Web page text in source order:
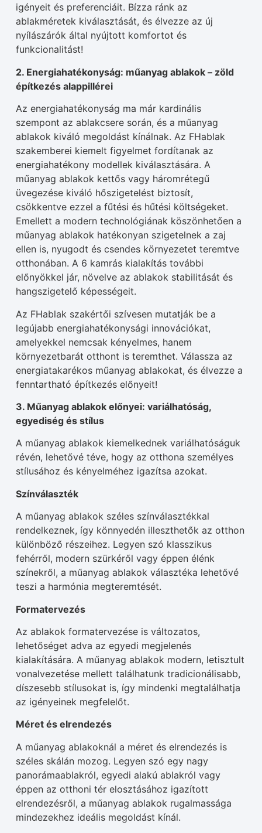
igényeit és preferenciáit. Bízza ránk az
ablakméretek kiválasztását, és élvezze az új
nyílászárók által nyújtott komfortot és
funkcionalitást!
2. Energiahatékonyság: műanyag ablakok – zöld
építkezés alappillérei
Az energiahatékonyság ma már kardinális
szempont az ablakcsere során, és a műanyag
ablakok kiváló megoldást kínálnak. Az FHablak
szakemberei kiemelt figyelmet fordítanak az
energiahatékony modellek kiválasztására. A
műanyag ablakok kettős vagy háromrétegű
üvegezése kiváló hőszigetelést biztosít,
csökkentve ezzel a fűtési és hűtési költségeket.
Emellett a modern technológiának köszönhetően a
műanyag ablakok hatékonyan szigetelnek a zaj
ellen is, nyugodt és csendes környezetet teremtve
otthonában. A 6 kamrás kialakítás további
előnyökkel jár, növelve az ablakok stabilitását és
hangszigetelő képességeit.
Az FHablak szakértői szívesen mutatják be a
legújabb energiahatékonysági innovációkat,
amelyekkel nemcsak kényelmes, hanem
környezetbarát otthont is teremthet. Válassza az
energiatakarékos műanyag ablakokat, és élvezze a
fenntartható építkezés előnyeit!
3. Műanyag ablakok előnyei: variálhatóság,
egyediség és stílus
A műanyag ablakok kiemelkednek variálhatóságuk
révén, lehetővé téve, hogy az otthona személyes
stílusához és kényelméhez igazítsa azokat.
Színválaszték
A műanyag ablakok széles színválasztékkal
rendelkeznek, így könnyedén illeszthetők az otthon
különböző részeihez. Legyen szó klasszikus
fehérről, modern szürkéről vagy éppen élénk
színekről, a műanyag ablakok választéka lehetővé
teszi a harmónia megteremtését.
Formatervezés
Az ablakok formatervezése is változatos,
lehetőséget adva az egyedi megjelenés
kialakítására. A műanyag ablakok modern, letisztult
vonalvezetése mellett találhatunk tradicionálisabb,
díszesebb stílusokat is, így mindenki megtalálhatja
az igényeinek megfelelőt.
Méret és elrendezés
A műanyag ablakoknál a méret és elrendezés is
széles skálán mozog. Legyen szó egy nagy
panorámaablakról, egyedi alakú ablakról vagy
éppen az otthoni tér elosztásához igazított
elrendezésről, a műanyag ablakok rugalmassága
mindezekhez ideális megoldást kínál.